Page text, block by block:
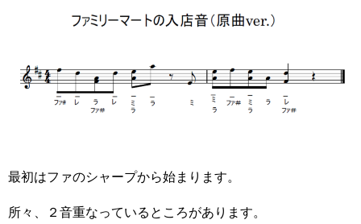
最初はファのシャープから始まります。
所々、２音重なっているところがあります。